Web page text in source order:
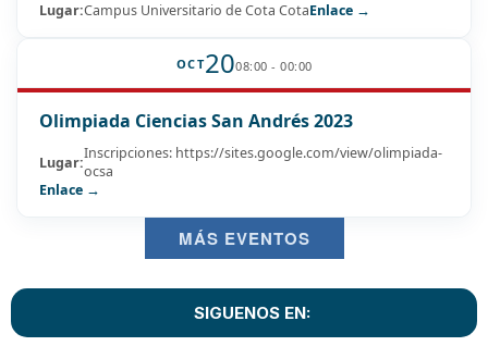
Lugar:Campus Universitario de Cota CotaEnlace →
OCT2008:00 - 00:00
Olimpiada Ciencias San Andrés 2023
Lugar:Inscripciones: https://sites.google.com/view/olimpiada-
ocsa
Enlace →
MÁS EVENTOS
SIGUENOS EN: